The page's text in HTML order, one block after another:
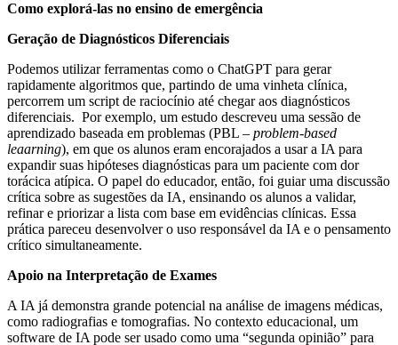
Como explorá-las no ensino de emergência
Geração de Diagnósticos Diferenciais
Podemos utilizar ferramentas como o ChatGPT para gerar
rapidamente algoritmos que, partindo de uma vinheta clínica,
percorrem um script de raciocínio até chegar aos diagnósticos
diferenciais. Por exemplo, um estudo descreveu uma sessão de
aprendizado baseada em problemas (PBL – problem-based
leaarning), em que os alunos eram encorajados a usar a IA para
expandir suas hipóteses diagnósticas para um paciente com dor
torácica atípica. O papel do educador, então, foi guiar uma discussão
crítica sobre as sugestões da IA, ensinando os alunos a validar,
refinar e priorizar a lista com base em evidências clínicas. Essa
prática pareceu desenvolver o uso responsável da IA e o pensamento
crítico simultaneamente.
Apoio na Interpretação de Exames
A IA já demonstra grande potencial na análise de imagens médicas,
como radiografias e tomografias. No contexto educacional, um
software de IA pode ser usado como uma “segunda opinião” para